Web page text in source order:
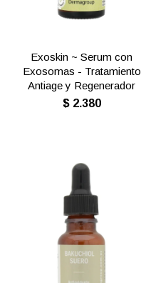
Exoskin ~ Serum con
Exosomas - Tratamiento
Antiage y Regenerador
$ 2.380